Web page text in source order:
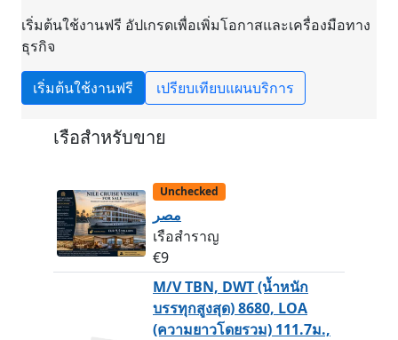
เริ่มต้นใช้งานฟรี อัปเกรดเพื่อเพิ่มโอกาสและเครื่องมือทาง
ธุรกิจ
เริ่มต้นใช้งานฟรี เปรียบเทียบแผนบริการ
เรือสำหรับขาย
Unchecked
مصر
เรือสำราญ
€9
M/V TBN, DWT (น้ำหนัก
บรรทุกสูงสุด) 8680, LOA
(ความยาวโดยรวม) 111.7ม.,